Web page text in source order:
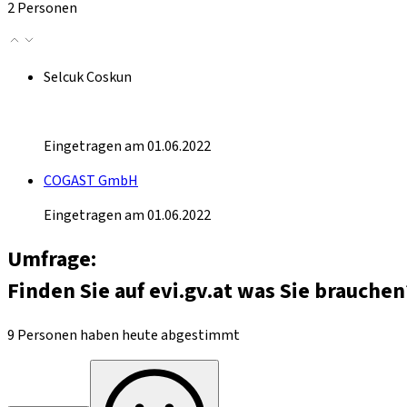
2 Personen
Selcuk Coskun
Eingetragen am 01.06.2022
COGAST GmbH
Eingetragen am 01.06.2022
Umfrage:
Finden Sie auf evi.gv.at was Sie
9 Personen haben heute abgestimmt